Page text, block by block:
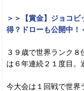
＞＞【賞金】ジョコ
得？ドローも公開中！
３９歳で世界ランク
は６年連続２１度目。
今大会は１回戦で世界